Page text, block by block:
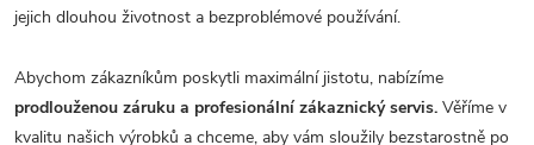
jejich dlouhou životnost a bezproblémové používání.
Abychom zákazníkům poskytli maximální jistotu, nabízíme
prodlouženou záruku a profesionální zákaznický servis. Věříme v
kvalitu našich výrobků a chceme, aby vám sloužily bezstarostně po